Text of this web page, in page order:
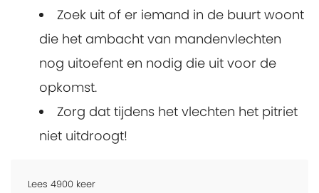
Zoek uit of er iemand in de buurt woont
die het ambacht van mandenvlechten
nog uitoefent en nodig die uit voor de
opkomst.
Zorg dat tijdens het vlechten het pitriet
niet uitdroogt!
Lees 4900 keer